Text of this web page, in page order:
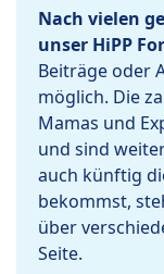
Nach vielen
unser HiPP
Beiträge oder
möglich. Die
Mamas und
und sind
auch künftig
bekommst,
über
Seite.